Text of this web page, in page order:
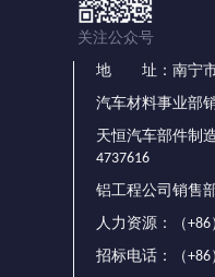
关注公众号
地 址：南宁市
汽车材料事业部
天恒汽车部件制
4737616
铝工程公司销售
人力资源：（+86
招标电话：（+86